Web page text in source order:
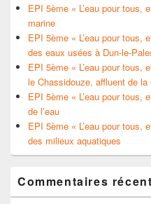
EPI 5ème « L’eau pour tous,
marine
EPI 5ème « L’eau pour tous,
des eaux usées à Dun-le-
EPI 5ème « L’eau pour tous,
le Chassidouze, affluent de la
EPI 5ème « L’eau pour tous,
de l’eau
EPI 5ème « L’eau pour tous,
des milieux aquatiques
Commentaires